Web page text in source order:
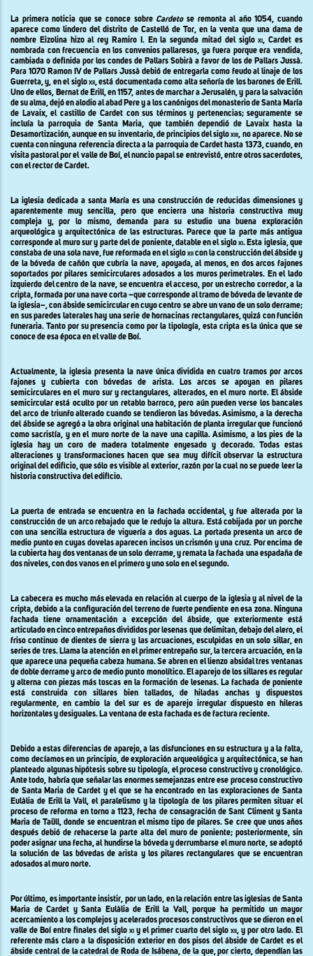
La primera noticia que se conoce sobre Cardeto se remonta al año 1054, cuando
aparece como lindero del distrito de Castelló de Tor, en la venta que una dama de
nombre Eizolina hizo al rey Ramiro I. En la segunda mitad del sigloxi, Cardet es
nombrada con frecuencia en los convenios pallaresos, ya fuera porque era vendida,
cambiada o definida por los condes de Pallars Sobirà a favor de los de Pallars Jussà.
Para 1070 Ramon IV de Pallars Jussà debió de entregarla como feudo al linaje de los
Guerreta, y, en el sigloxii,está documentada como alta señoría de los barones de Erill.
Uno de ellos, Bernat de Erill, en 1157, antes de marchar a Jerusalén, y para la salvación
de su alma, dejó en alodio al abad Pere y a los canónigos del monasterio de Santa María
de Lavaix, el castillo de Cardet con sus términos y pertenencias; seguramente se
incluía la parroquia de Santa Maria, que también dependió de Lavaix hasta la
Desamortización, aunque en su inventario, de principios del sigloxiii, no aparece. No se
cuenta con ninguna referencia directa a la parroquia de Cardet hasta 1373, cuando, en
visita pastoral por el valle de Boí, el nuncio papal se entrevistó, entre otros sacerdotes,
con el rector de Cardet.
La iglesia dedicada a santa María es una construcción de reducidas dimensiones y
aparentemente muy sencilla, pero que encierra una historia constructiva muy
compleja y, por lo mismo, demanda para su estudio una buena exploración
arqueológica y arquitectónica de las estructuras. Parece que la parte más antigua
corresponde al muro sur y parte del de poniente, datable en el sigloxi. Esta iglesia, que
constaba de una sola nave, fue reformada en el sigloxiicon la construcción del ábside y
de la bóveda de cañón que cubría la nave, apoyada, al menos, en dos arcos fajones
soportados por pilares semicirculares adosados a los muros perimetrales. En el lado
izquierdo del centro de la nave, se encuentra el acceso, por un estrecho corredor, a la
cripta, formada por una nave corta –que corresponde al tramo de bóveda de levante de
la iglesia–, con ábside semicircular en cuyo centro se abre un vano de un solo derrame;
en sus paredes laterales hay una serie de hornacinas rectangulares, quizá con función
funeraria. Tanto por su presencia como por la tipología, esta cripta es la única que se
conoce de esa época en el valle de Boí.
Actualmente, la iglesia presenta la nave única dividida en cuatro tramos por arcos
fajones y cubierta con bóvedas de arista. Los arcos se apoyan en pilares
semicirculares en el muro sur y rectangulares, alterados, en el muro norte. El ábside
semicircular está oculto por un retablo barroco, pero aún pueden verse los bancales
del arco de triunfo alterado cuando se tendieron las bóvedas. Asimismo, a la derecha
del ábside se agregó a la obra original una habitación de planta irregular que funcionó
como sacristía, y en el muro norte de la nave una capilla. Asimismo, a los pies de la
iglesia hay un coro de madera totalmente enyesado y decorado. Todas estas
alteraciones y transformaciones hacen que sea muy difícil observar la estructura
original del edificio, que sólo es visible al exterior, razón por la cual no se puede leer la
historia constructiva del edificio.
La puerta de entrada se encuentra en la fachada occidental, y fue alterada por la
construcción de un arco rebajado que le redujo la altura. Está cobijada por un porche
con una sencilla estructura de viguería a dos aguas. La portada presenta un arco de
medio punto en cuyas dovelas aparecen incisos un crismón y una cruz. Por encima de
la cubierta hay dos ventanas de un solo derrame, y remata la fachada una espadaña de
dos niveles, con dos vanos en el primero y uno solo en el segundo.
La cabecera es mucho más elevada en relación al cuerpo de la iglesia y al nivel de la
cripta, debido a la configuración del terreno de fuerte pendiente en esa zona. Ninguna
fachada tiene ornamentación a excepción del ábside, que exteriormente está
articulado en cinco entrepaños divididos por lesenas que delimitan, debajo del alero, el
friso continuo de dientes de sierra y las arcuaciones, esculpidas en un solo sillar, en
series de tres. Llama la atención en el primer entrepaño sur, la tercera arcuación, en la
que aparece una pequeña cabeza humana. Se abren en el lienzo absidal tres ventanas
de doble derrame y arco de medio punto monolítico. El aparejo de los sillares es regular
y alterna con piezas más toscas en la formación de lesenas. La fachada de poniente
está construida con sillares bien tallados, de hiladas anchas y dispuestos
regularmente, en cambio la del sur es de aparejo irregular dispuesto en hileras
horizontales y desiguales. La ventana de esta fachada es de factura reciente.
Debido a estas diferencias de aparejo, a las disfunciones en su estructura y a la falta,
como decíamos en un principio, de exploración arqueológica y arquitectónica, se han
planteado algunas hipótesis sobre su tipología, el proceso constructivo y cronológico.
Ante todo, habría que señalar las enormes semejanzas entre ese proceso constructivo
de Santa Maria de Cardet y el que se ha encontrado en las exploraciones de Santa
Eulàlia de Erill la Vall, el paralelismo y la tipología de los pilares permiten situar el
proceso de reforma en torno a 1123, fecha de consagración de Sant Climent y Santa
Maria de Taüll, donde se encuentran el mismo tipo de pilares. Se cree que unos años
después debió de rehacerse la parte alta del muro de poniente; posteriormente, sin
poder asignar una fecha, al hundirse la bóveda y derrumbarse el muro norte, se adoptó
la solución de las bóvedas de arista y los pilares rectangulares que se encuentran
adosados al muro norte.
Por último, es importante insistir, por un lado, en la relación entre las iglesias de Santa
Maria de Cardet y Santa Eulàlia de Erill la Vall, porque ha permitido un mayor
acercamiento a los complejos y acelerados procesos constructivos que se dieron en el
valle de Boí entre finales del siglo xi y el primer cuarto del siglo xii, y por otro lado. El
referente más claro a la disposición exterior en dos pisos del ábside de Cardet es el
ábside central de la catedral de Roda de Isábena, de la que, por cierto, dependían las